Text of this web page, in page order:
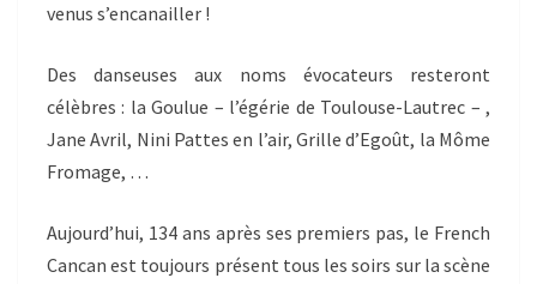
venus s’encanailler !
Des danseuses aux noms évocateurs resteront
célèbres : la Goulue – l’égérie de Toulouse-Lautrec – ,
Jane Avril, Nini Pattes en l’air, Grille d’Egoût, la Môme
Fromage, …
Aujourd’hui, 134 ans après ses premiers pas, le French
Cancan est toujours présent tous les soirs sur la scène